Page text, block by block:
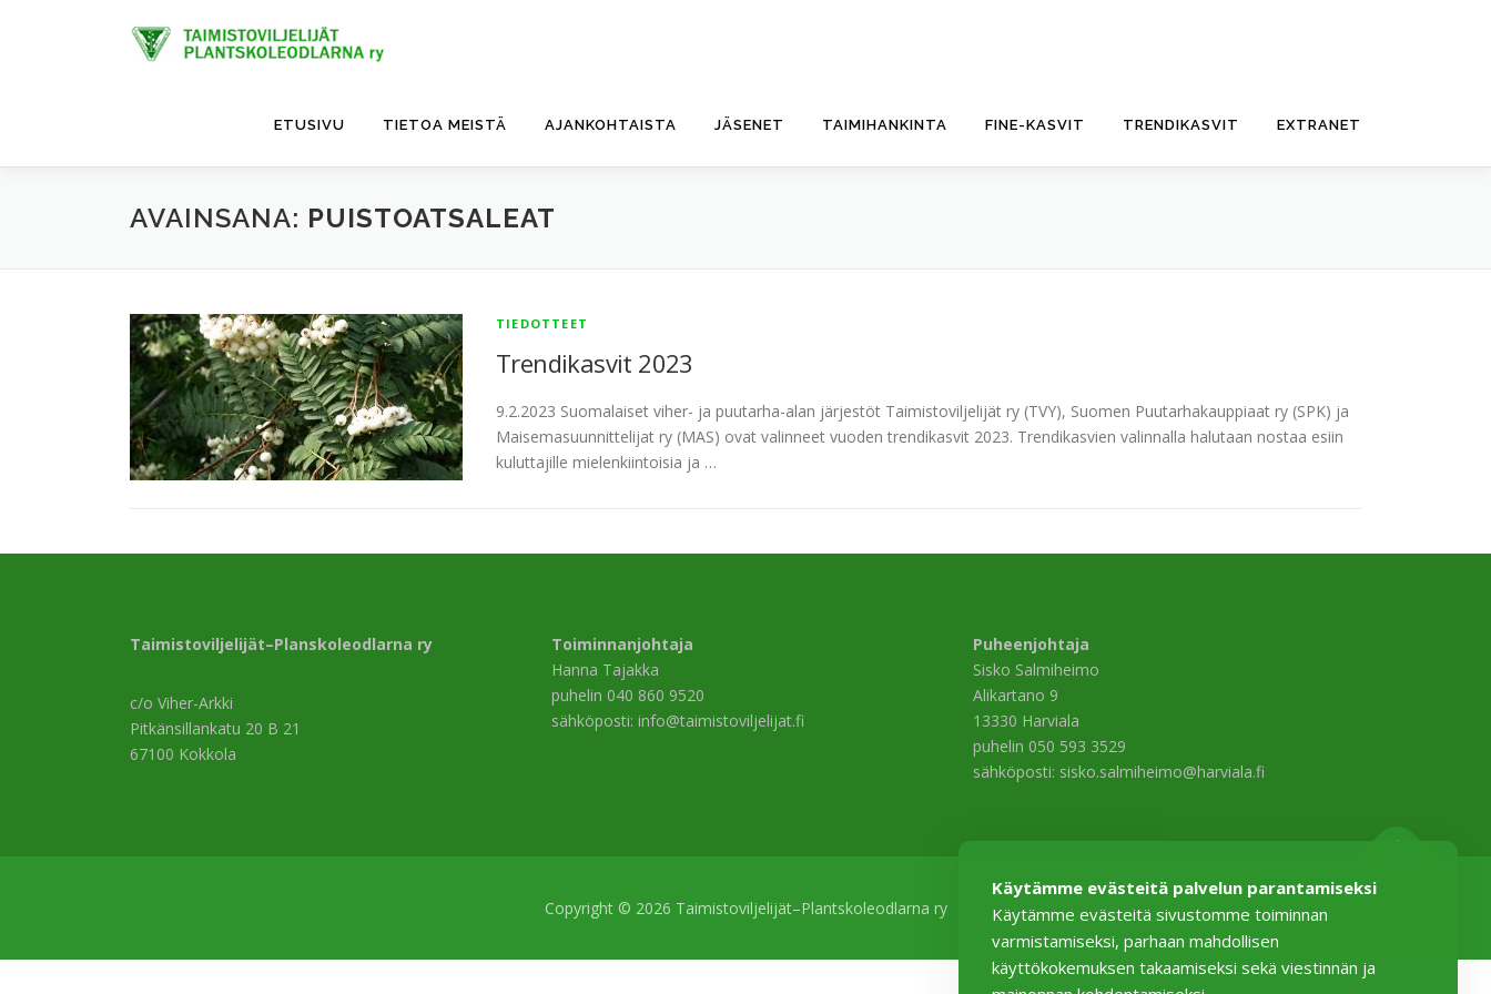
ETUSIVU TIETOA MEISTÄ AJANKOHTAISTA JÄSENET TAIMIHANKINTA FINE-KASVIT TRENDIKASVIT EXTRANET
AVAINSANA: PUISTOATSALEAT
TIEDOTTEET
Trendikasvit 2023
9.2.2023 Suomalaiset viher- ja puutarha-alan järjestöt Taimistoviljelijät ry (TVY), Suomen Puutarhakauppiaat ry (SPK) ja
Maisemasuunnittelijat ry (MAS) ovat valinneet vuoden trendikasvit 2023. Trendikasvien valinnalla halutaan nostaa esiin
kuluttajille mielenkiintoisia ja …
Taimistoviljelijät–Planskoleodlarna ry
c/o Viher-Arkki
Pitkänsillankatu 20 B 21
67100 Kokkola
Toiminnanjohtaja
Hanna Tajakka
puhelin 040 860 9520
sähköposti: info@taimistoviljelijat.fi
Puheenjohtaja
Sisko Salmiheimo
Alikartano 9
13330 Harviala
puhelin 050 593 3529
sähköposti: sisko.salmiheimo@harviala.fi
Copyright © 2026 Taimistoviljelijät–Plantskoleodlarna ry
Käytämme evästeitä palvelun parantamiseksi
Käytämme evästeitä sivustomme toiminnan
varmistamiseksi, parhaan mahdollisen
käyttökokemuksen takaamiseksi sekä viestinnän ja